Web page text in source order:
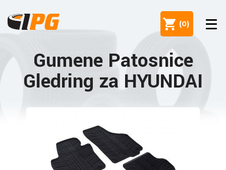
(0)
Gumene Patosnice
Gledring za HYUNDAI